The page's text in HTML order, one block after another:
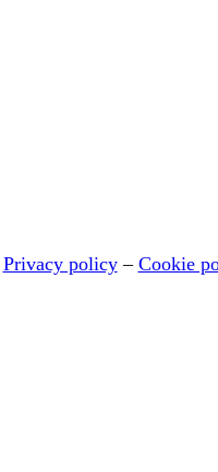
Privacy policy– Cookie